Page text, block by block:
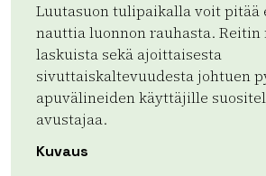
Luutasuon tulipaikalla voit pitää
nauttia luonnon rauhasta. Reitin
laskuista sekä ajoittaisesta
sivuttaiskaltevuudesta johtuen
apuvälineiden käyttäjille
avustajaa.
Kuvaus